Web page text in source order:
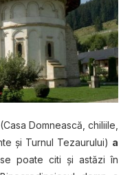
Domnească, chiliile,
şi Turnul Tezaurului) a
se poate citi şi astăzi în